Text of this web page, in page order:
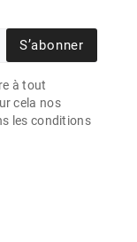
S’abonner
à tout
cela nos
les conditions